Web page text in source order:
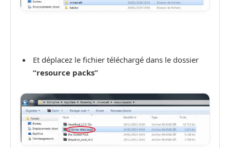
Et déplacez le fichier téléchargé dans le dossier
“resource packs”